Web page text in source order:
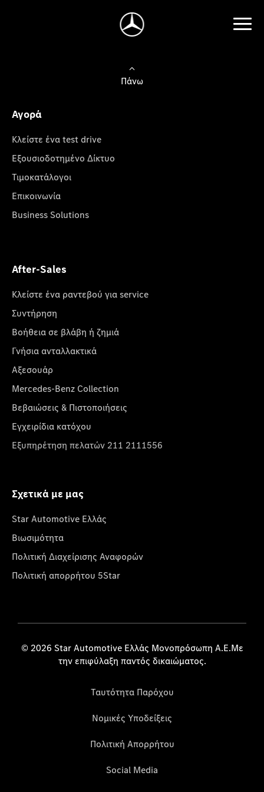
Πάνω
Αγορά
Κλείστε ένα test drive
Εξουσιοδοτημένο Δίκτυο
Τιμοκατάλογοι
Επικοινωνία
Business Solutions
After-Sales
Κλείστε ένα ραντεβού για service
Συντήρηση
Βοήθεια σε βλάβη ή ζημιά
Γνήσια ανταλλακτικά
Αξεσουάρ
Mercedes-Benz Collection
Βεβαιώσεις & Πιστοποιήσεις
Εγχειρίδια κατόχου
Εξυπηρέτηση πελατών 211 2111556
Σχετικά με μας
Star Automotive Ελλάς
Βιωσιμότητα
Πολιτική Διαχείρισης Αναφορών
Πολιτική απορρήτου 5Star
© 2026 Star Automotive Ελλάς Μονοπρόσωπη Α.Ε.Με
την επιφύλαξη παντός δικαιώματος.
Ταυτότητα Παρόχου
Νομικές Υποδείξεις
Πολιτική Απορρήτου
Social Media